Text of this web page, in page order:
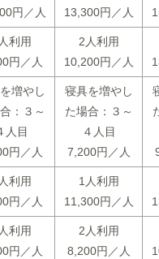
円／人
13,300円／人
利用
円／人
2人利用
10,200円／人
増やし
：３～
人目
円／人
寝具を増やし
た場合：３～
４人目
7,200円／人
利用
円／人
1人利用
11,300円／人
利用
円／人
2人利用
8,200円／人